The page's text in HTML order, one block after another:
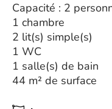
Capacité : 2
1 chambre
2 lit(s) simple(s)
1 WC
1 salle(s) de bain
44 m² de surface